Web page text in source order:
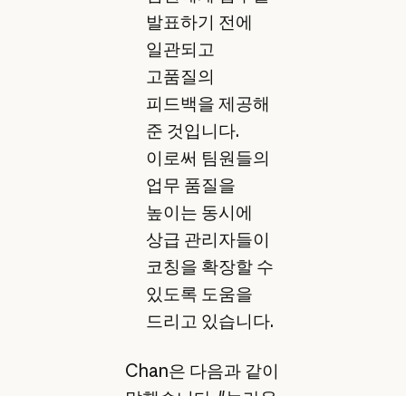
발표하기 전에
일관되고
고품질의
피드백을 제공해
준 것입니다.
이로써 팀원들의
업무 품질을
높이는 동시에
상급 관리자들이
코칭을 확장할 수
있도록 도움을
드리고 있습니다.
Chan은 다음과 같이